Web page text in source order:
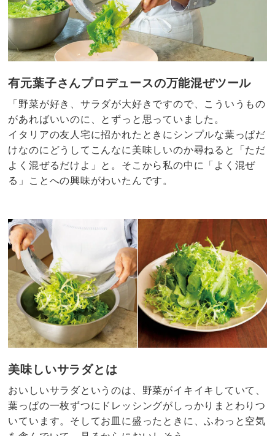
有元葉子さんプロデュースの万能混ぜツール
「野菜が好き、サラダが大好きですので、こういうもの
があればいいのに、とずっと思っていました。
イタリアの友人宅に招かれたときにシンプルな葉っぱだ
けなのにどうしてこんなに美味しいのか尋ねると「ただ
よく混ぜるだけよ」と。そこから私の中に「よく混ぜ
る」ことへの興味がわいたんです。
美味しいサラダとは
おいしいサラダというのは、野菜がイキイキしていて、
葉っぱの一枚ずつにドレッシングがしっかりまとわりつ
いています。そしてお皿に盛ったときに、ふわっと空気